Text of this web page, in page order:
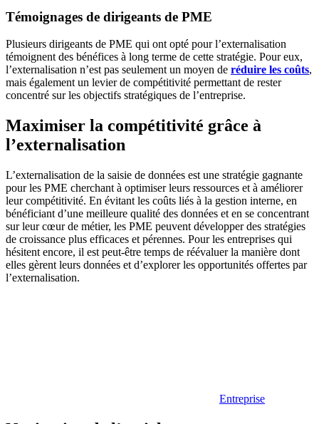
Témoignages de dirigeants de PME
Plusieurs dirigeants de PME qui ont opté pour l’externalisation
témoignent des bénéfices à long terme de cette stratégie. Pour eux,
l’externalisation n’est pas seulement un moyen de réduire les coûts,
mais également un levier de compétitivité permettant de rester
concentré sur les objectifs stratégiques de l’entreprise.
Maximiser la compétitivité grâce à
l’externalisation
L’externalisation de la saisie de données est une stratégie gagnante
pour les PME cherchant à optimiser leurs ressources et à améliorer
leur compétitivité. En évitant les coûts liés à la gestion interne, en
bénéficiant d’une meilleure qualité des données et en se concentrant
sur leur cœur de métier, les PME peuvent développer des stratégies
de croissance plus efficaces et pérennes. Pour les entreprises qui
hésitent encore, il est peut-être temps de réévaluer la manière dont
elles gèrent leurs données et d’explorer les opportunités offertes par
l’externalisation.
Entreprise